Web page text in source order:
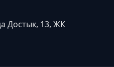
Достык, 13, ЖК